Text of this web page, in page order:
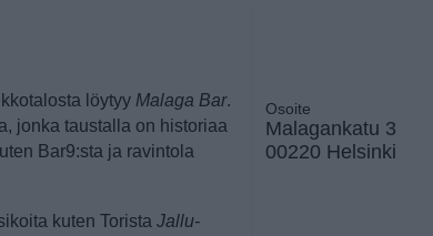
löytyy Malaga Bar.
jonka taustalla on historiaa
Bar9:sta ja ravintola
kuten Torista Jallu-
Osoite
Malagankatu 3
00220 Helsinki